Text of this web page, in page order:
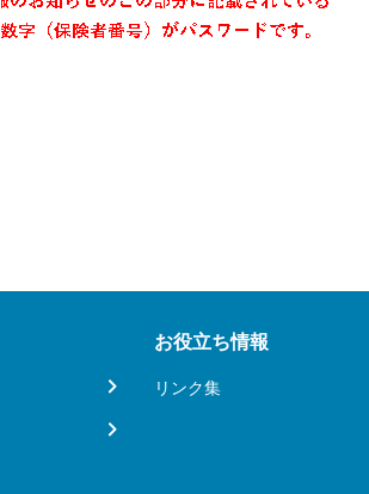
お役立ち情報
リンク集